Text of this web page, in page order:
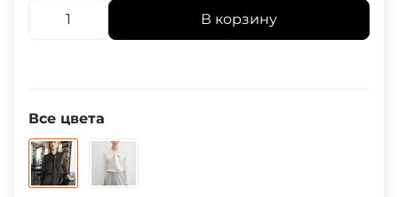
В корзину
Все цвета